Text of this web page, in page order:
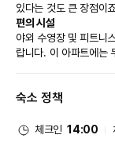
있다는 것도 큰 장점이
편의 시설
야외 수영장 및 피트니
랍니다. 이 아파트에는
니다.
대표적인 편의 시설과
숙소 정책
체크인 14:00